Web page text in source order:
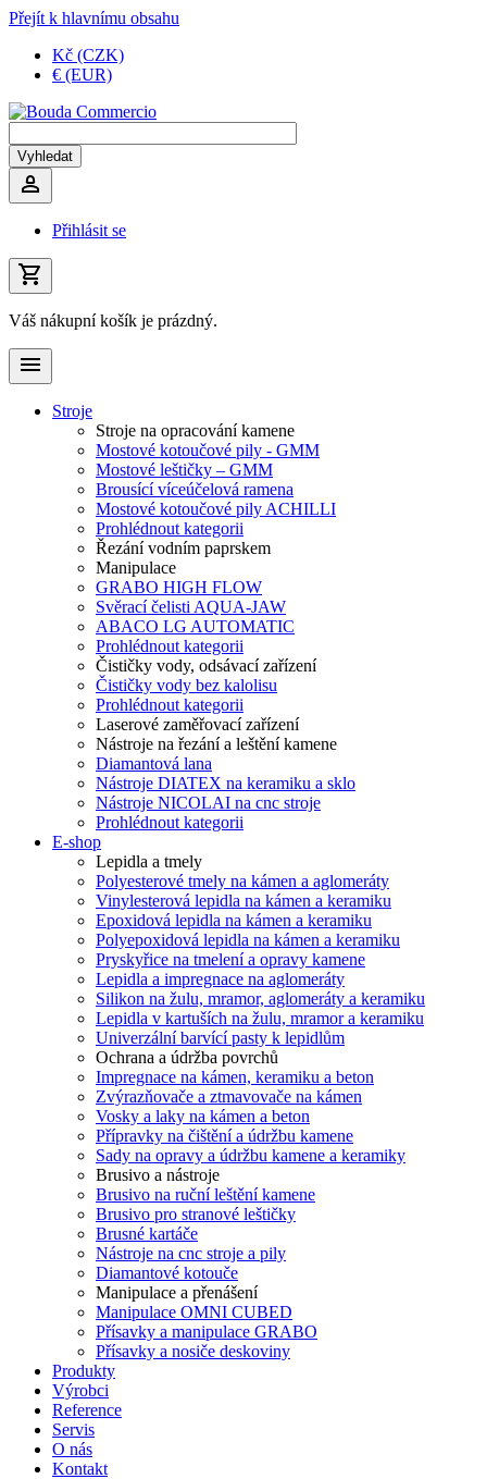
Přejít k hlavnímu obsahu
Kč (CZK)
€ (EUR)
Přihlásit se
Váš nákupní košík je prázdný.
Stroje
Stroje na opracování kamene
Mostové kotoučové pily - GMM
Mostové leštičky – GMM
Brousící víceúčelová ramena
Mostové kotoučové pily ACHILLI
Prohlédnout kategorii
Řezání vodním paprskem
Manipulace
GRABO HIGH FLOW
Svěrací čelisti AQUA-JAW
ABACO LG AUTOMATIC
Prohlédnout kategorii
Čističky vody, odsávací zařízení
Čističky vody bez kalolisu
Prohlédnout kategorii
Laserové zaměřovací zařízení
Nástroje na řezání a leštění kamene
Diamantová lana
Nástroje DIATEX na keramiku a sklo
Nástroje NICOLAI na cnc stroje
Prohlédnout kategorii
E-shop
Lepidla a tmely
Polyesterové tmely na kámen a aglomeráty
Vinylesterová lepidla na kámen a keramiku
Epoxidová lepidla na kámen a keramiku
Polyepoxidová lepidla na kámen a keramiku
Pryskyřice na tmelení a opravy kamene
Lepidla a impregnace na aglomeráty
Silikon na žulu, mramor, aglomeráty a keramiku
Lepidla v kartuších na žulu, mramor a keramiku
Univerzální barvící pasty k lepidlům
Ochrana a údržba povrchů
Impregnace na kámen, keramiku a beton
Zvýrazňovače a ztmavovače na kámen
Vosky a laky na kámen a beton
Přípravky na čištění a údržbu kamene
Sady na opravy a údržbu kamene a keramiky
Brusivo a nástroje
Brusivo na ruční leštění kamene
Brusivo pro stranové leštičky
Brusné kartáče
Nástroje na cnc stroje a pily
Diamantové kotouče
Manipulace a přenášení
Manipulace OMNI CUBED
Přísavky a manipulace GRABO
Přísavky a nosiče deskoviny
Produkty
Výrobci
Reference
Servis
O nás
Kontakt